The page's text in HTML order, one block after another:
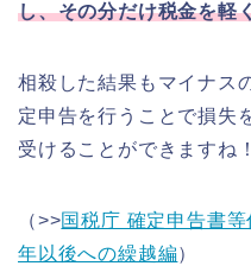
し、その分だけ税金を軽
相殺した結果もマイナス
定申告を行うことで損失
受けることができますね！
（>>国税庁 確定申告書
年以後への繰越編）